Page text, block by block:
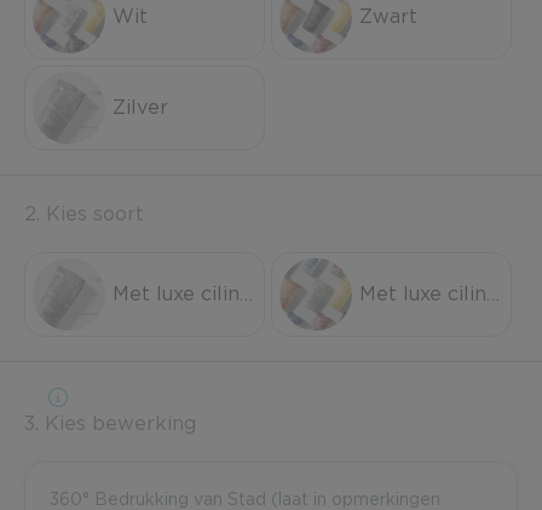
Wit Zwart
Zilver
2. Kies soort
Met luxe cilinderverpakking (inbegrepen) Met luxe cilinderverpakking en custom sleeve
3. Kies bewerking
360° Bedrukking van Stad (laat in opmerkingen